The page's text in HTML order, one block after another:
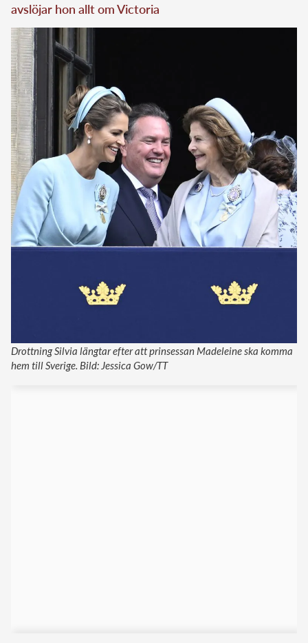
avslöjar hon allt om Victoria
Drottning Silvia längtar efter att prinsessan Madeleine ska komma
hem till Sverige. Bild: Jessica Gow/TT